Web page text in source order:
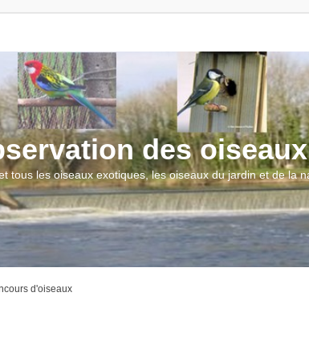
des oiseaux
tous les oiseaux exotiques, les oiseaux du jardin et de la
d'oiseaux